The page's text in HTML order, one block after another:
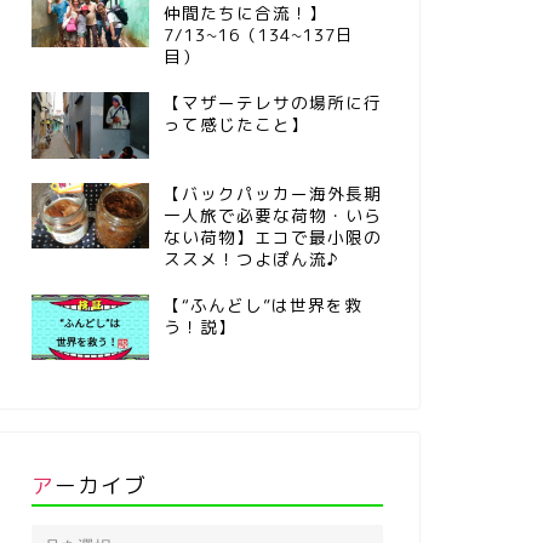
仲間たちに合流！】
7/13~16（134~137日
目）
【マザーテレサの場所に行
って感じたこと】
【バックパッカー海外長期
一人旅で必要な荷物・いら
ない荷物】エコで最小限の
ススメ！つよぽん流♪
【“ふんどし”は世界を救
う！説】
アーカイブ